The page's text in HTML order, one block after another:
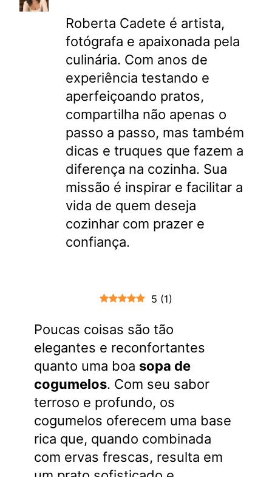
Roberta Cadete é artista,
fotógrafa e apaixonada pela
culinária. Com anos de
experiência testando e
aperfeiçoando pratos,
compartilha não apenas o
passo a passo, mas também
dicas e truques que fazem a
diferença na cozinha. Sua
missão é inspirar e facilitar a
vida de quem deseja
cozinhar com prazer e
confiança.
5 (1)
Poucas coisas são tão
elegantes e reconfortantes
quanto uma boa sopa de
cogumelos. Com seu sabor
terroso e profundo, os
cogumelos oferecem uma base
rica que, quando combinada
com ervas frescas, resulta em